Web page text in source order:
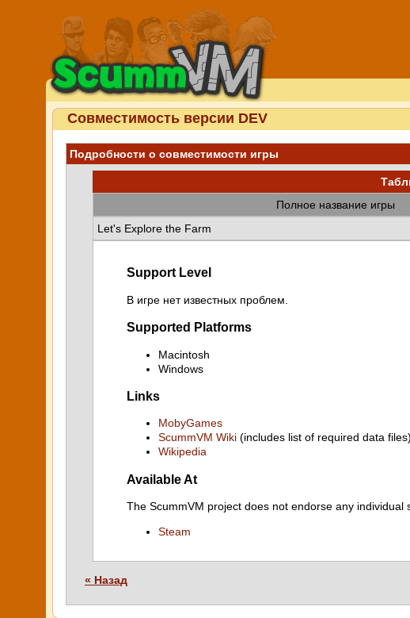
Совместимость версии DEV
Подробности о совместимости игры
Полное название игры
Let's Explore the Farm
Support Level
В игре нет известных проблем.
Supported Platforms
Macintosh
Windows
Links
MobyGames
ScummVM Wiki (includes list of required data files)
Wikipedia
Available At
The ScummVM project does not endorse any
Steam
« Назад